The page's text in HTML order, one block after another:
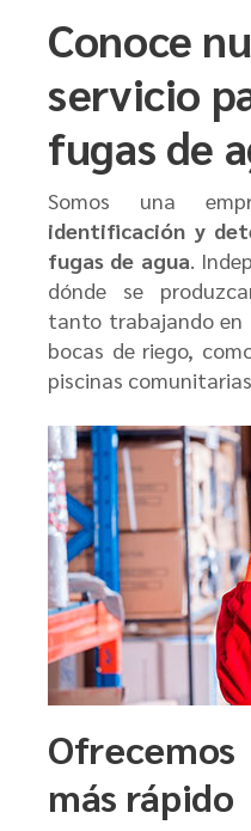
Conoce
servicio
fugas de
Somos una
identificación y
fugas de agua.
dónde se
tanto trabajando en
bocas de riego,
piscinas
más rápido